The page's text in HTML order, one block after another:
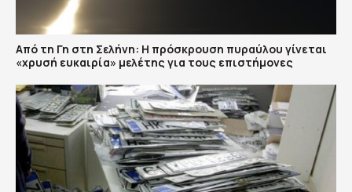
Από τη Γη στη Σελήνη: Η πρόσκρουση πυραύλου γίνεται
«χρυσή ευκαιρία» μελέτης για τους επιστήμονες